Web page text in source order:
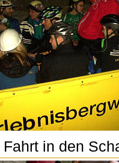
Fahrt in den